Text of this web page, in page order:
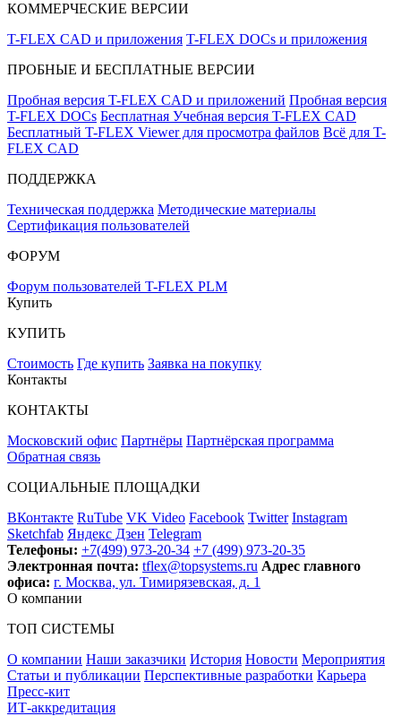
КОММЕРЧЕСКИЕ ВЕРСИИ
T-FLEX CAD и приложения T-FLEX DOCs и приложения
ПРОБНЫЕ И БЕСПЛАТНЫЕ ВЕРСИИ
Пробная версия T-FLEX CAD и приложений Пробная версия
T-FLEX DOCs Бесплатная Учебная версия T-FLEX CAD
Бесплатный T-FLEX Viewer для просмотра файлов Всё для T-
FLEX CAD
ПОДДЕРЖКА
Техническая поддержка Методические материалы
Сертификация пользователей
ФОРУМ
Форум пользователей T-FLEX PLM
Купить
КУПИТЬ
Стоимость Где купить Заявка на покупку
Контакты
КОНТАКТЫ
Московский офис Партнёры Партнёрская программа
Обратная связь
СОЦИАЛЬНЫЕ ПЛОЩАДКИ
ВКонтакте RuTube VK Video Facebook Twitter Instagram
Sketchfab Яндекс Дзен Telegram
Телефоны: +7(499) 973-20-34 +7 (499) 973-20-35
Электронная почта: tflex@topsystems.ru Адрес главного
офиса: г. Москва, ул. Тимирязевская, д. 1
О компании
ТОП СИСТЕМЫ
О компании Наши заказчики История Новости Мероприятия
Статьи и публикации Перспективные разработки Карьера
Пресс-кит
ИТ-аккредитация